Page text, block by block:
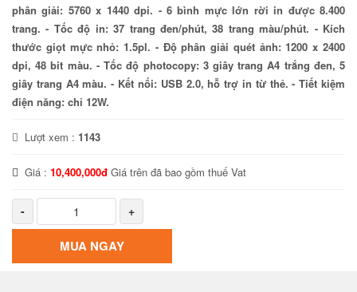
phân giải: 5760 x 1440 dpi. - 6 bình mực lớn rời in được 8.400
trang. - Tốc độ in: 37 trang đen/phút, 38 trang màu/phút. - Kích
thước giọt mực nhỏ: 1.5pl. - Độ phân giải quét ảnh: 1200 x 2400
dpi, 48 bit màu. - Tốc độ photocopy: 3 giây trang A4 trắng đen, 5
giây trang A4 màu. - Kết nối: USB 2.0, hỗ trợ in từ thẻ. - Tiết kiệm
điện năng: chỉ 12W.
Lượt xem : 1143
Giá : 10,400,000đ Giá trên đã bao gồm thuế Vat
- +
MUA NGAY